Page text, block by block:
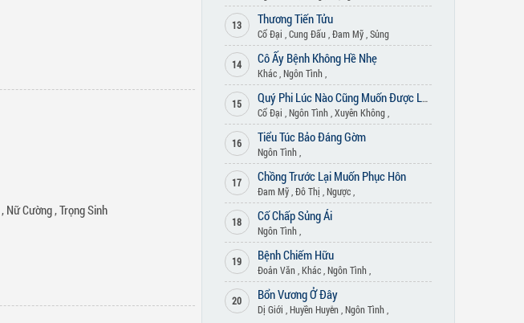
, Nữ Cường,Trọng Sinh
13 Thương Tiến Tửu
Cổ Đại Cung Đấu, Đam Mỹ, Sủng
14 Cô Ấy Bệnh Không Hề Nhẹ
Khác, Ngôn Tình,
15
Quý Phi Lúc Nào Cũng Muốn Được Lười Biếng
Cổ Đại Ngôn Tình, Xuyên Không,
16 Tiểu Túc Bảo Đáng Gờm
Ngôn Tình,
17 Chồng Trước Lại Muốn Phục Hôn
Đam Mỹ, Đô Thị Ngược,
18 Cố Chấp Sủng Ái
Ngôn Tình,
19 Bệnh Chiếm Hữu
Đoản Văn, Khác, Ngôn Tình,
20 Bổn Vương Ở Đây
Dị Giới Huyền Huyễn, Ngôn Tình,